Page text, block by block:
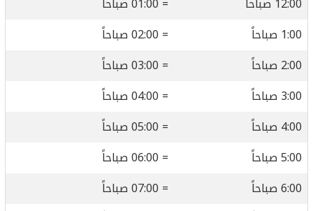
1:00 صباحاً
= 02:00 صباحاً
2:00 صباحاً
= 03:00 صباحاً
3:00 صباحاً
= 04:00 صباحاً
4:00 صباحاً
= 05:00 صباحاً
5:00 صباحاً
= 06:00 صباحاً
6:00 صباحاً
= 07:00 صباحاً